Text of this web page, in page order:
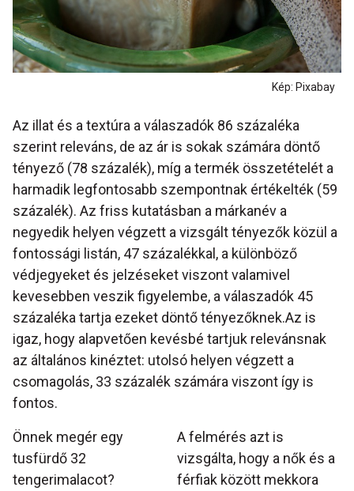
Kép: Pixabay
Az illat és a textúra a válaszadók 86 százaléka
szerint releváns, de az ár is sokak számára döntő
tényező (78 százalék), míg a termék összetételét a
harmadik legfontosabb szempontnak értékelték (59
százalék). Az friss kutatásban a márkanév a
negyedik helyen végzett a vizsgált tényezők közül a
fontossági listán, 47 százalékkal, a különböző
védjegyeket és jelzéseket viszont valamivel
kevesebben veszik figyelembe, a válaszadók 45
százaléka tartja ezeket döntő tényezőknek.Az is
igaz, hogy alapvetően kevésbé tartjuk relevánsnak
az általános kinéztet: utolsó helyen végzett a
csomagolás, 33 százalék számára viszont így is
fontos.
Önnek megér egy
tusfürdő 32
tengerimalacot?
A felmérés azt is
vizsgálta, hogy a nők és a
férfiak között mekkora